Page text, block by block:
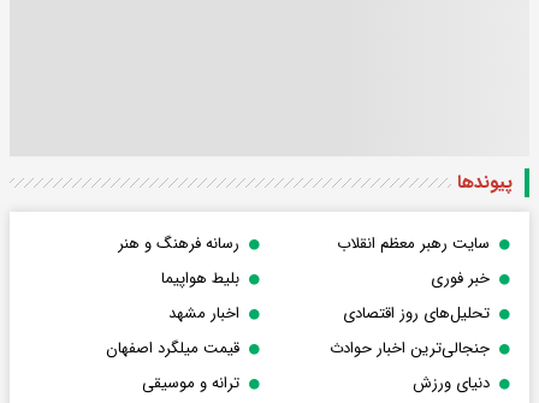
پیوندها
سایت رهبر معظم انقلاب
رسانه فرهنگ و هنر
خبر فوری
بلیط هواپیما
تحلیل‌های روز اقتصادی
اخبار مشهد
جنجالی‌ترین اخبار حوادث
قیمت میلگرد اصفهان
دنیای ورزش
ترانه و موسیقی